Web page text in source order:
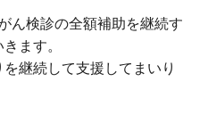
ん検診の全額補助を継続す
ます。
継続して支援してまいり